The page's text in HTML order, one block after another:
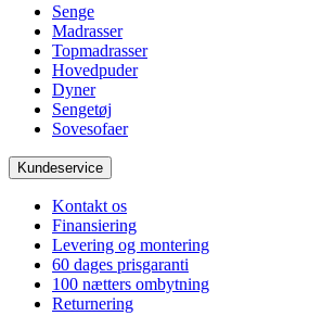
Senge
Madrasser
Topmadrasser
Hovedpuder
Dyner
Sengetøj
Sovesofaer
Kundeservice
Kontakt os
Finansiering
Levering og montering
60 dages prisgaranti
100 nætters ombytning
Returnering